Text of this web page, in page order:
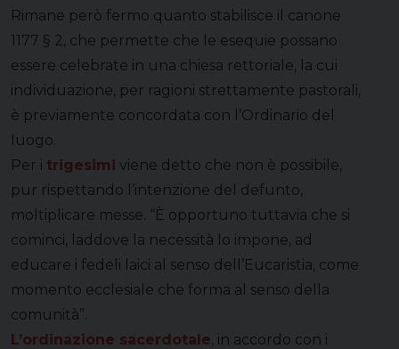
Rimane però fermo quanto stabilisce il canone
1177 § 2, che permette che le esequie possano
essere celebrate in una chiesa rettoriale, la cui
individuazione, per ragioni strettamente pastorali,
è previamente concordata con l’Ordinario del
luogo.
Per i trigesimi viene detto che non è possibile,
pur rispettando l’intenzione del defunto,
moltiplicare messe. “È opportuno tuttavia che si
cominci, laddove la necessità lo impone, ad
educare i fedeli laici al senso dell’Eucaristia, come
momento ecclesiale che forma al senso della
comunità”.
L’ordinazione sacerdotale, in accordo con i